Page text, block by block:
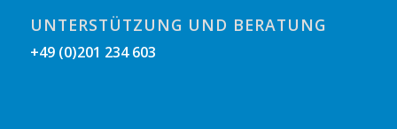
UNTERSTÜTZUNG UND BERATUNG
+49 (0)201 234 603